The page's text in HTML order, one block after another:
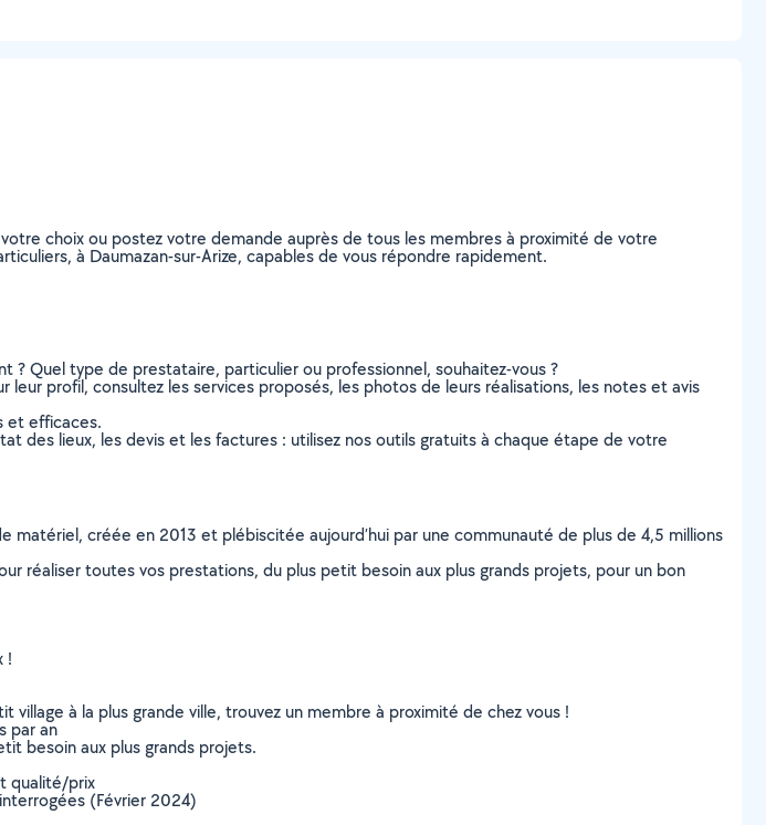
choix ou postez votre demande auprès de tous les membres à proximité de votre
à Daumazan-sur-Arize, capables de vous répondre rapidement.
? Quel type de prestataire, particulier ou professionnel, souhaitez-vous ?
profil, consultez les services proposés, les photos de leurs réalisations, les notes et avis
et efficaces.
des lieux, les devis et les factures : utilisez nos outils gratuits à chaque étape de votre
créée en 2013 et plébiscitée aujourd’hui par une communauté de plus de 4,5 millions
réaliser toutes vos prestations, du plus petit besoin aux plus grands projets, pour un bon
!
à la plus grande ville, trouvez un membre à proximité de chez vous !
par an
besoin aux plus grands projets.
qualité/prix
(Février 2024)